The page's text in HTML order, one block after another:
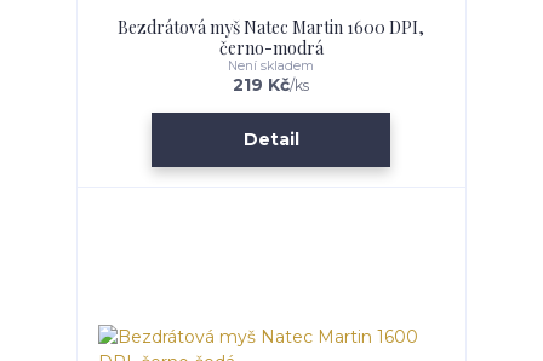
Bezdrátová myš Natec Martin 1600 DPI,
černo-modrá
219 Kč/ks
Není skladem
Detail